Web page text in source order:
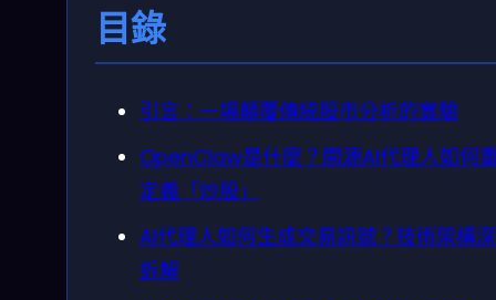
目錄
引言：一場顛覆傳統股市分析的實驗
OpenClaw是什麼？開源AI代理人如何
定義「炒股」
AI代理人如何生成交易訊號？技術架構
拆解